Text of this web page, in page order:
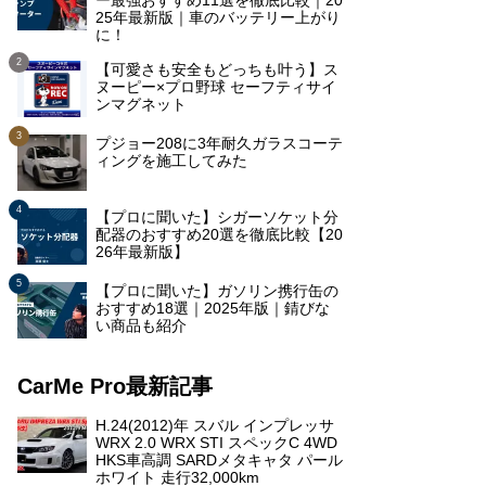
25年最新版｜車のバッテリー上がり
に！
【可愛さも安全もどっちも叶う】ス
ヌーピー×プロ野球 セーフティサイ
ンマグネット
プジョー208に3年耐久ガラスコーテ
ィングを施工してみた
【プロに聞いた】シガーソケット分
配器のおすすめ20選を徹底比較【20
26年最新版】
【プロに聞いた】ガソリン携行缶の
おすすめ18選｜2025年版｜錆びな
い商品も紹介
CarMe Pro最新記事
H.24(2012)年 スバル インプレッサ
WRX 2.0 WRX STI スペックC 4WD
HKS車高調 SARDメタキャタ パール
ホワイト 走行32,000km